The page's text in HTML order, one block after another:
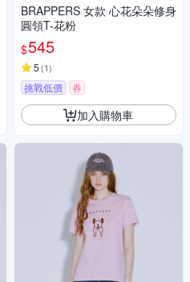
BRAPPERS 女款 心花朵朵修身
圓領T-花粉
$545
5 (1)
挑戰低價 券
加入購物車